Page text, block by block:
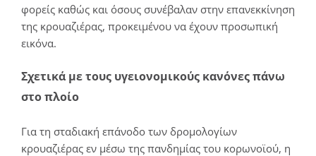
φορείς καθώς και όσους συνέβαλαν στην επανεκκίνηση
της κρουαζιέρας, προκειμένου να έχουν προσωπική
εικόνα.
Σχετικά με τους υγειονομικούς κανόνες πάνω
στο πλοίο
Για τη σταδιακή επάνοδο των δρομολογίων
κρουαζιέρας εν μέσω της πανδημίας του κορωνοϊού, η